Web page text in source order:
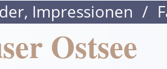
Impressionen /
Ostsee